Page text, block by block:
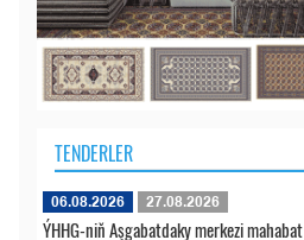
TENDERLER
06.08.2026 27.08.2026
ÝHHG-niň Aşgabatdaky merkezi mahabat